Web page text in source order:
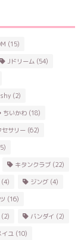
(15)
Jドリーム (54)
(2)
ちいかわ (18)
セサリー (62)
キタンクラブ (22)
(4) ジング (4)
(16)
(2) バンダイ (2)
イユ (10)